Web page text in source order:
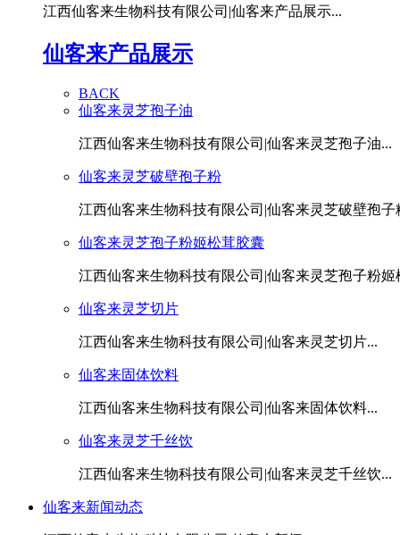
江西仙客来生物科技有限公司|仙客来产品展示...
仙客来产品展示
BACK
仙客来灵芝孢子油
江西仙客来生物科技有限公司|仙客来灵芝孢子油...
仙客来灵芝破壁孢子粉
江西仙客来生物科技有限公司|仙客来灵芝破壁孢子
仙客来灵芝孢子粉姬松茸胶囊
江西仙客来生物科技有限公司|仙客来灵芝孢子粉姬
仙客来灵芝切片
江西仙客来生物科技有限公司|仙客来灵芝切片...
仙客来固体饮料
江西仙客来生物科技有限公司|仙客来固体饮料...
仙客来灵芝千丝饮
江西仙客来生物科技有限公司|仙客来灵芝千丝饮...
仙客来新闻动态